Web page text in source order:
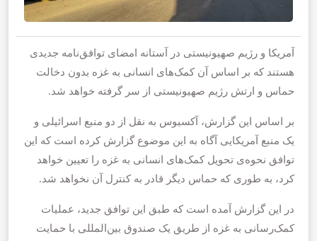
آمریکا و رژیم صهیونیستی در آستانه امضای توافق‌نامه جدیدی
هستند که بر اساس آن کمک‌های انسانی به غزه بدون دخالت
حماس و ارتش رژیم صهیونیستی از سر گرفته خواهد شد.
بر اساس این گزارش، آکسیوس به نقل از دو منبع اسرائیلی و
یک منبع آمریکایی آگاه به این موضوع گزارش کرده است که این
توافق نحوه‌ی تحویل کمک‌های انسانی به غزه را تعیین خواهد
کرد، به طوری که حماس دیگر قادر به کنترل آن نخواهد شد.
در این گزارش آمده است که طبق این توافق جدید، عملیات
کمک‌رسانی به غزه از طریق یک صندوق بین‌المللی با حمایت